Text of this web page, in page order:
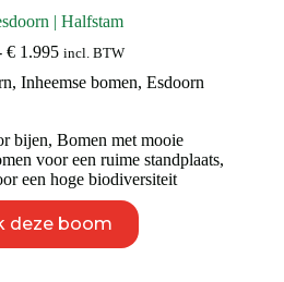
| Halfstam
€1.995Prijsklasse:
tot
incl. BTW
,Inheemse bomen,Esdoorn
bijen,Bomen met mooie
voor een ruime standplaats,
een hoge biodiversiteit
deze boom
product
heeft